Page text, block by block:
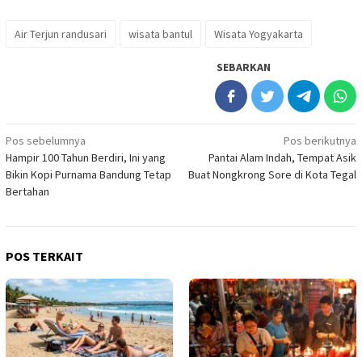
Air Terjun randusari wisata bantul Wisata Yogyakarta
SEBARKAN
Navigasi
pos
Pos sebelumnya
Hampir 100 Tahun Berdiri, Ini yang
Bikin Kopi Purnama Bandung Tetap
Bertahan
Pos berikutnya
Pantai Alam Indah, Tempat Asik
Buat Nongkrong Sore di Kota Tegal
POS TERKAIT